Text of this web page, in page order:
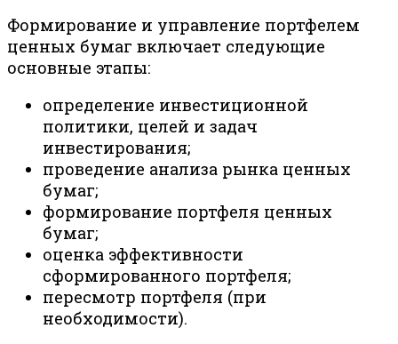
Формирование и управление портфелем
ценных бумаг включает следующие
основные этапы:
определение инвестиционной
политики, целей и задач
инвестирования;
проведение анализа рынка ценных
бумаг;
формирование портфеля ценных
бумаг;
оценка эффективности
сформированного портфеля;
пересмотр портфеля (при
необходимости).